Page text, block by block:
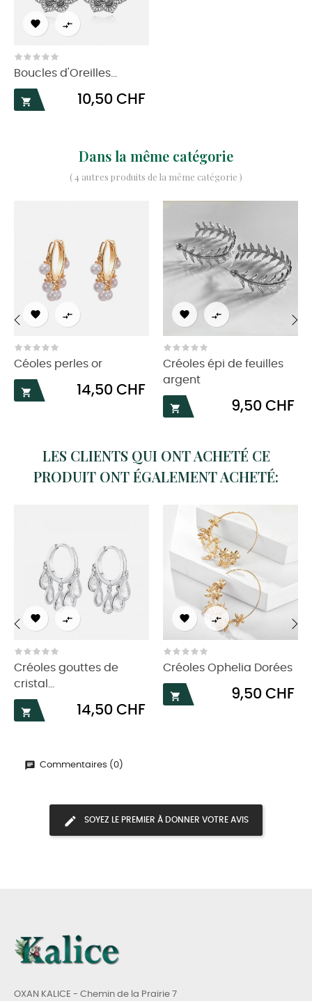
 
Boucles d'Oreilles...

Prix
10,50 CHF
Dans la même catégorie
( 4 autres produits de la même catégorie )
 
Céoles perles or

Prix
14,50 CHF
 
Créoles épi de feuilles
argent

Prix
9,50 CHF
‹
LES CLIENTS QUI ONT ACHETÉ CE
PRODUIT ONT ÉGALEMENT ACHETÉ:
 
Créoles gouttes de
cristal...

Prix
14,50 CHF
 
Créoles Ophelia Dorées

Prix
9,50 CHF
‹
Commentaires (0)
SOYEZ LE PREMIER À DONNER VOTRE AVIS
OXAN KALICE - Chemin de la Prairie 7